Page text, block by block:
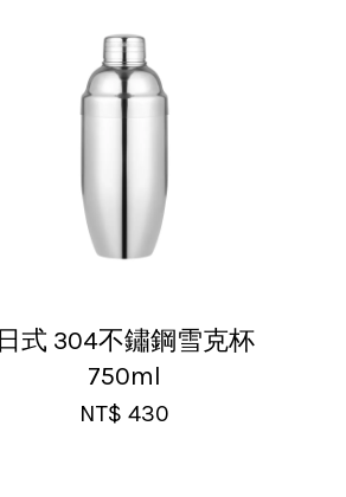
日式 304不鏽鋼雪克杯
750ml
NT$ 430